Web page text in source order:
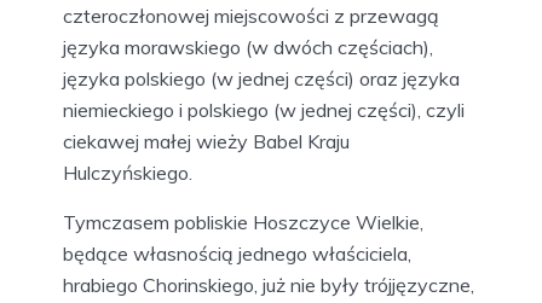
czteroczłonowej miejscowości z przewagą
języka morawskiego (w dwóch częściach),
języka polskiego (w jednej części) oraz języka
niemieckiego i polskiego (w jednej części), czyli
ciekawej małej wieży Babel Kraju
Hulczyńskiego.
Tymczasem pobliskie Hoszczyce Wielkie,
będące własnością jednego właściciela,
hrabiego Chorinskiego, już nie były trójjęzyczne,